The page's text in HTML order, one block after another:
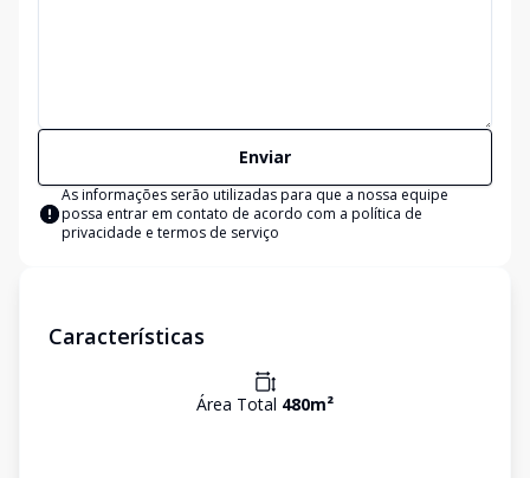
Enviar
As informações serão utilizadas para que a nossa equipe
possa entrar em contato de acordo com a política de
privacidade e termos de serviço
Características
Área Total 480m²